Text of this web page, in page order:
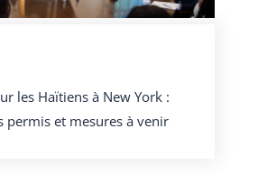
les Haïtiens à New York :
permis et mesures à venir